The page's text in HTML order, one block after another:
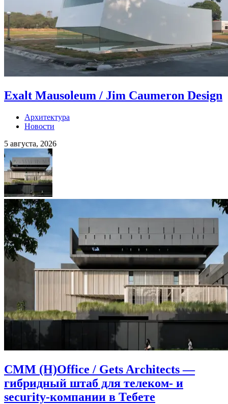
Exalt Mausoleum / Jim Caumeron Design
Архитектура
Новости
5 августа, 2026
CMM (H)Office / Gets Architects —
гибридный штаб для телеком- и
security-компании в Тебете